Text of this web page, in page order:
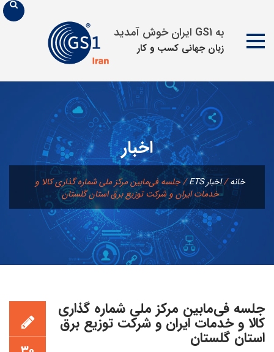
به GS1 ایران خوش آمدید
زبان جهانی كسب و كار
محتوا
اخبار
خانه/اخبار ETS /جلسه فی‌مابین مرکز ملی شماره گذاری کالا و
خدمات ایران و شرکت توزیع برق استان گلستان
جلسه فی‌مابین مرکز ملی شماره گذاری
کالا و خدمات ایران و شرکت توزیع برق
استان گلستان